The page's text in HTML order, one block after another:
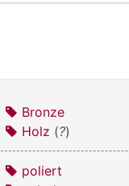
Bronze
Holz (?)
poliert